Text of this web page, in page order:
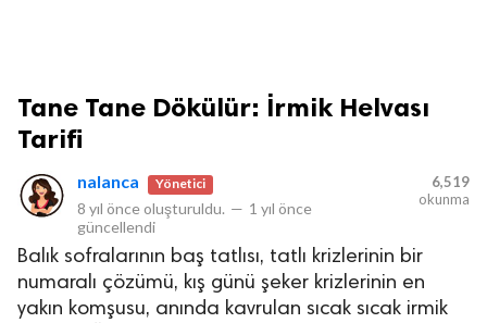
Tane Tane Dökülür: İrmik Helvası
Tarifi
nalanca Yönetici
8 yıl önce oluşturuldu. — 1 yıl önce
güncellendi
6,519
okunma
Balık sofralarının baş tatlısı, tatlı krizlerinin bir
numaralı çözümü, kış günü şeker krizlerinin en
yakın komşusu, anında kavrulan sıcak sıcak irmik